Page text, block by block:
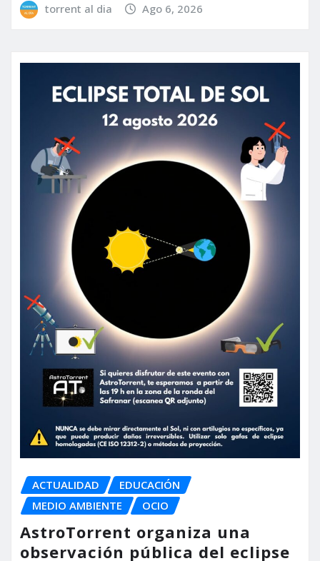
torrent al dia Ago 6, 2026
ACTUALIDAD
EDUCACIÓN
MEDIO AMBIENTE
OCIO
AstroTorrent organiza una
observación pública del eclipse